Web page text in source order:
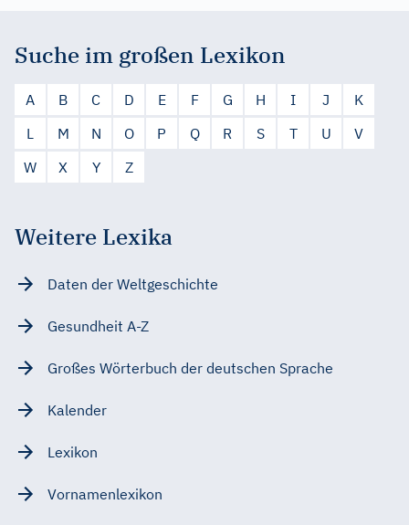
Suche im großen Lexikon
A B C D E F G H I J
K
L
M N O P Q R S T U
V
W
X Y Z
Weitere Lexika
Daten der Weltgeschichte
Gesundheit A-Z
Großes Wörterbuch der deutschen Sprache
Kalender
Lexikon
Vornamenlexikon